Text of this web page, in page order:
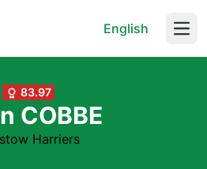
English
83.97
COBBE
Harriers